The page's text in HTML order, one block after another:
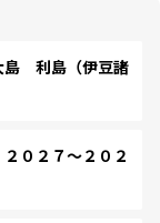
利島（伊豆諸
０２７～２０２